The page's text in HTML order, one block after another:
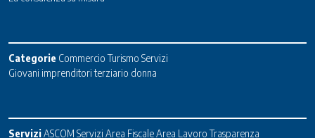
Categorie Commercio Turismo Servizi
Giovani imprenditori terziario donna
ServiziASCOM Servizi Area FiscaleArea Lavoro Trasparenza